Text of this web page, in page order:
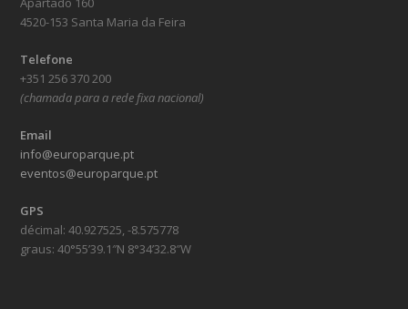
4520-153 Santa Maria da Feira
Telefone
+351 256 370 200
(chamada para a rede fixa nacional)
Email
info@europarque.pt
eventos@europarque.pt
GPS
décimal: 40.927525, -8.575778
graus: 40°55’39.1″N 8°34’32.8″W